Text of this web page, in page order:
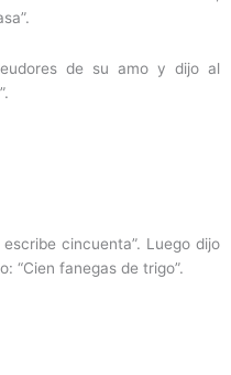
de su amo y dijo al
cincuenta”. Luego dijo
“Cien fanegas de trigo”.